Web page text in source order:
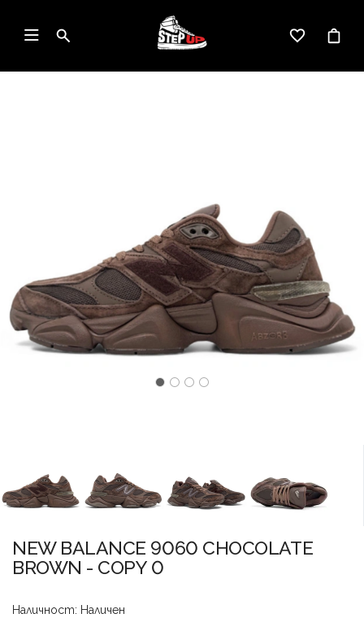
NEW BALANCE 9060 CHOCOLATE
BROWN - COPY 0
Наличност: Наличен